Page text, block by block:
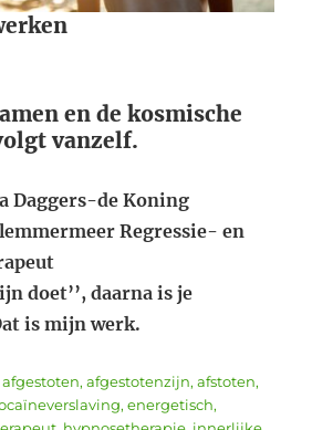
en de kosmische
vanzelf.
Daggers-de Koning
Regressie- en
doet’’, daarna is je
is mijn werk.
Tags
afgestoten,afgestotenzijn,afstoten,
,energetisch,